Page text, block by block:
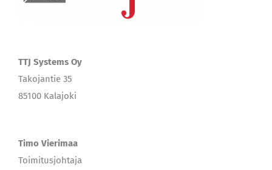
TTJ Systems Oy
Takojantie 35
85100 Kalajoki
Timo Vierimaa
Toimitusjohtaja